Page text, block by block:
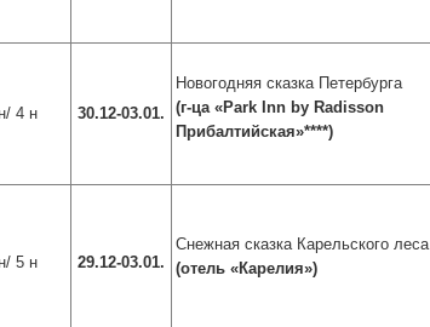
4 н 30.12-03.01.
Новогодняя сказка Петербурга
(г-ца «Park Inn by Radisson
Прибалтийская»****)
5 н 29.12-03.01.
Снежная сказка Карельского леса
(отель «Карелия»)